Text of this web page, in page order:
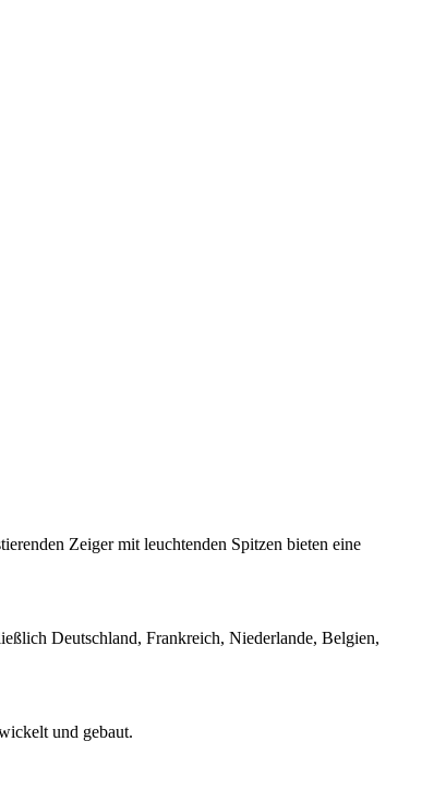
Zeiger mit leuchtenden Spitzen bieten eine
Deutschland, Frankreich, Niederlande, Belgien,
und gebaut.